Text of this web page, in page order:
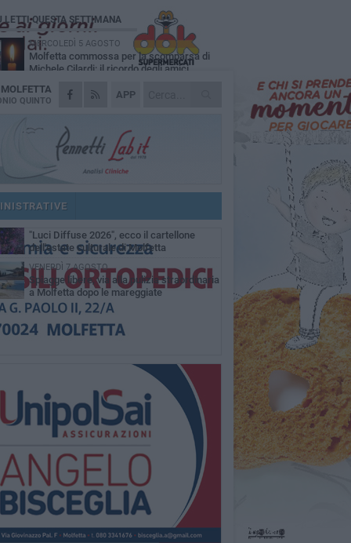
APP
MOLFETTA
QUINTO
LETTI QUESTA SETTIMANA
MERCOLEDÌ 5 AGOSTO
Molfetta commossa per la scomparsa di
Michele Cilardi: il ricordo degli amici
GIOVEDÌ 6 AGOSTO
Marittimo molfettese muore a bordo di un
GIOVEDÌ 6 AGOSTO
Molfetta piange Marta Maria Pisani, ultima
maestra della sartoria molfettese
MERCOLEDÌ 5 AGOSTO
Multiservizi, nominato il nuovo Consiglio di
Amministrazione
MARTEDÌ 4 AGOSTO
"Luci Diffuse 2026", ecco il cartellone
dell'estate culturale di Molfetta
VENERDÌ 7 AGOSTO
Spiagge libere, via alla pulizia straordinaria
a Molfetta dopo le mareggiate